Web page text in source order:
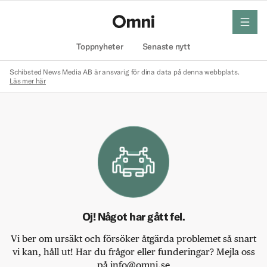
Toppnyheter Senaste nytt
meny
Schibsted News Media AB är ansvarig för dina data på denna webbplats.
Läs mer här
Oj! Något har gått fel.
Vi ber om ursäkt och försöker åtgärda problemet så snart
vi kan, håll ut! Har du frågor eller funderingar? Mejla oss